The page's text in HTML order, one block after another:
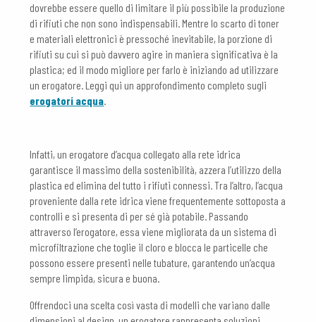
dovrebbe essere quello di limitare il più possibile la produzione
di rifiuti che non sono indispensabili. Mentre lo scarto di toner
e materiali elettronici è pressoché inevitabile, la porzione di
rifiuti su cui si può davvero agire in maniera significativa è la
plastica; ed il modo migliore per farlo è iniziando ad utilizzare
un erogatore. Leggi qui un approfondimento completo sugli
erogatori acqua.
Infatti, un erogatore d’acqua collegato alla rete idrica
garantisce il massimo della sostenibilità, azzera l’utilizzo della
plastica ed elimina del tutto i rifiuti connessi. Tra l’altro, l’acqua
proveniente dalla rete idrica viene frequentemente sottoposta a
controlli e si presenta di per sé già potabile. Passando
attraverso l’erogatore, essa viene migliorata da un sistema di
microfiltrazione che toglie il cloro e blocca le particelle che
possono essere presenti nelle tubature, garantendo un’acqua
sempre limpida, sicura e buona.
Offrendoci una scelta così vasta di modelli che variano dalle